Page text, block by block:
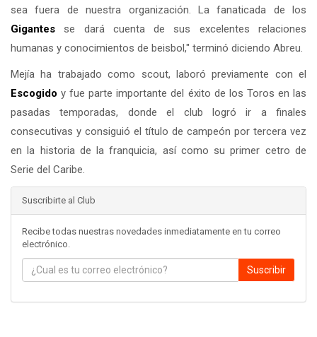
sea fuera de nuestra organización. La fanaticada de los
Gigantes se dará cuenta de sus excelentes relaciones
humanas y conocimientos de beisbol," terminó diciendo Abreu.
Mejía ha trabajado como scout, laboró previamente con el
Escogido y fue parte importante del éxito de los Toros en las
pasadas temporadas, donde el club logró ir a finales
consecutivas y consiguió el título de campeón por tercera vez
en la historia de la franquicia, así como su primer cetro de
Serie del Caribe.
Suscribirte al Club
Recibe todas nuestras novedades inmediatamente en tu correo
electrónico.
Suscribir